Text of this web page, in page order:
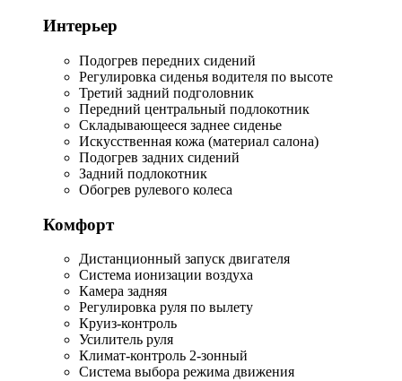
Интерьер
Подогрев передних сидений
Регулировка сиденья водителя по высоте
Третий задний подголовник
Передний центральный подлокотник
Складывающееся заднее сиденье
Искусственная кожа (материал салона)
Подогрев задних сидений
Задний подлокотник
Обогрев рулевого колеса
Комфорт
Дистанционный запуск двигателя
Система ионизации воздуха
Камера задняя
Регулировка руля по вылету
Круиз-контроль
Усилитель руля
Климат-контроль 2-зонный
Система выбора режима движения